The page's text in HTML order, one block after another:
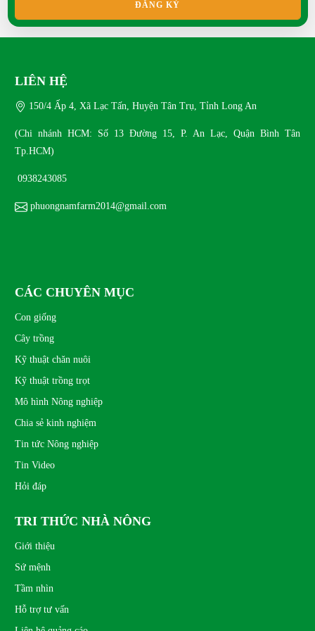
Khách hàng nói gì khi mua con giống tại Nông trại
Mua thỏ kiểng ở đâu uy tín?
ĐĂNG KÝ
LIÊN HỆ
150/4 Ấp 4, Xã Lạc Tấn, Huyện Tân Trụ, Tỉnh Long An
(Chi nhánh HCM: Số 13 Đường 15, P. An Lạc, Quận Bình Tân
Tp.HCM)
0938243085
phuongnamfarm2014@gmail.com
CÁC CHUYÊN MỤC
Con giống
Cây trồng
Kỹ thuật chăn nuôi
Kỹ thuật trồng trọt
Mô hình Nông nghiệp
Chia sẻ kinh nghiệm
Tin tức Nông nghiệp
Tin Video
Hỏi đáp
TRI THỨC NHÀ NÔNG
Giới thiệu
Sứ mệnh
Tầm nhìn
Hỗ trợ tư vấn